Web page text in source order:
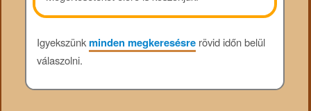
Igyekszünkminden megkeresésrerövid időn belül
válaszolni.